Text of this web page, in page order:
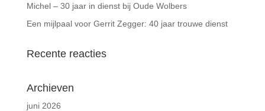
Michel – 30 jaar in dienst bij Oude Wolbers
Een mijlpaal voor Gerrit Zegger: 40 jaar trouwe dienst
Recente reacties
Archieven
juni 2026